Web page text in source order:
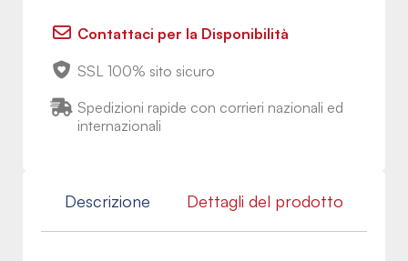
Contattaci per la Disponibilità
SSL 100% sito sicuro
Spedizioni rapide con corrieri nazionali ed
internazionali
Descrizione Dettagli del prodotto